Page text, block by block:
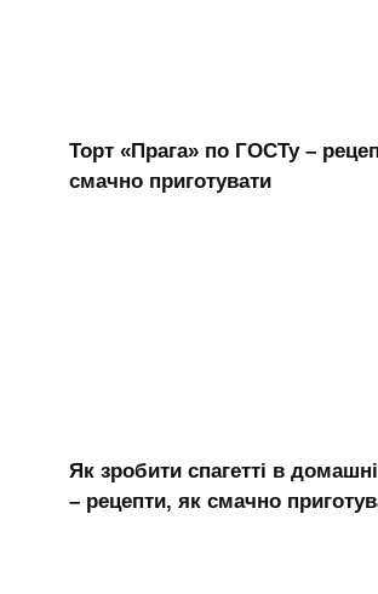
Торт «Прага» по ГОСТу –
смачно приготувати
Як зробити спагетті в
– рецепти, як смачно